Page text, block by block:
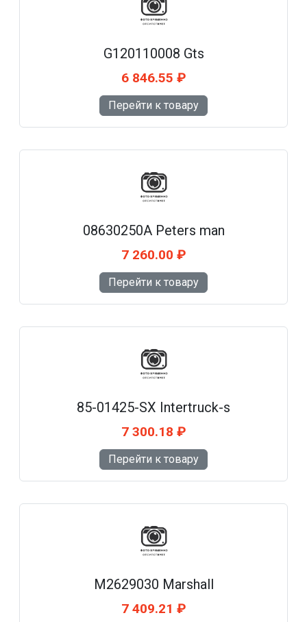
G120110008 Gts
6 846.55 ₽
Перейти к товару
08630250A Peters man
7 260.00 ₽
Перейти к товару
85-01425-SX Intertruck-s
7 300.18 ₽
Перейти к товару
M2629030 Marshall
7 409.21 ₽